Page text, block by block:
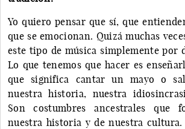
Yo quiero pensar que sí, que
que se emocionan. Quizá muchas
este tipo de música simplemente por
Lo que tenemos que hacer es
que significa cantar un mayo o
nuestra historia, nuestra
Son costumbres ancestrales que
nuestra historia y de nuestra cultura.